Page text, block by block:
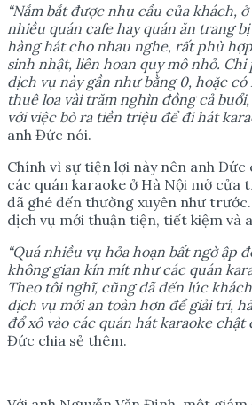
“Nắm bắt được nhu cầu của khách,
nhiều quán cafe hay quán ăn trang
hàng hát cho nhau nghe, rất phù
sinh nhật, liên hoan quy mô nhỏ.
dịch vụ này gần như bằng 0, hoặc
thuê loa vài trăm nghìn đồng cả
với việc bỏ ra tiền triệu để đi hát
anh Đức nói.
Chính vì sự tiện lợi này nên anh Đức
các quán karaoke ở Hà Nội mở cửa
đã ghé đến thường xuyên như
dịch vụ mới thuận tiện, tiết kiệm và
“Quá nhiều vụ hỏa hoạn bất ngờ ập
không gian kín mít như các quán
Theo tôi nghĩ, cũng đã đến lúc
dịch vụ mới an toàn hơn để giải trí,
đổ xô vào các quán hát karaoke chật
Đức chia sẻ thêm.